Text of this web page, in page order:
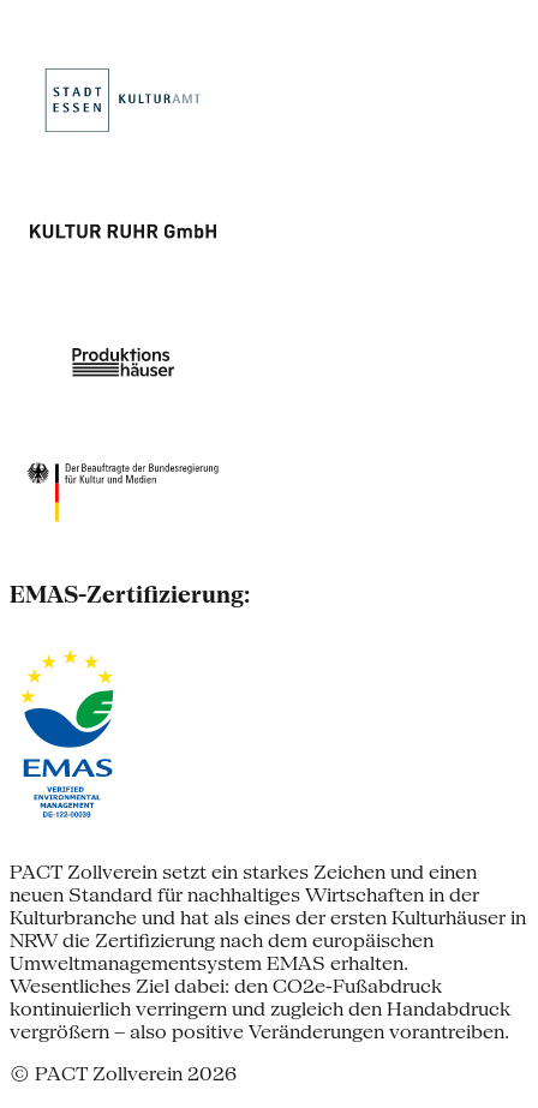
EMAS-Zertifizierung:
PACT Zollverein setzt ein starkes Zeichen und einen
neuen Standard für nachhaltiges Wirtschaften in der
Kulturbranche und hat als eines der ersten Kulturhäuser in
NRW die Zertifizierung nach dem europäischen
Umweltmanagementsystem EMAS erhalten.
Wesentliches Ziel dabei: den CO2e-Fußabdruck
kontinuierlich verringern und zugleich den Handabdruck
vergrößern – also positive Veränderungen vorantreiben.
© PACT Zollverein 2026